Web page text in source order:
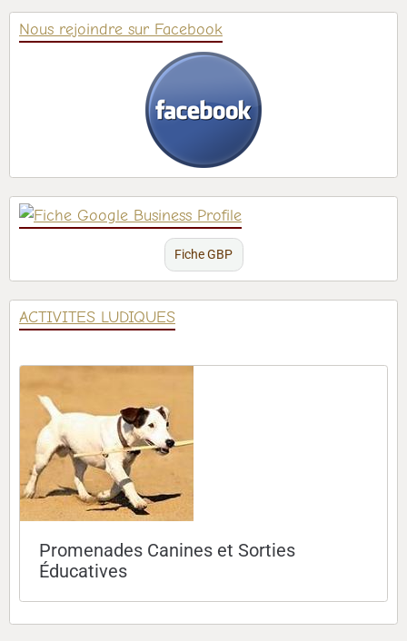
Nous rejoindre sur Facebook
Fiche GBP
ACTIVITES LUDIQUES
Promenades Canines et Sorties
Éducatives